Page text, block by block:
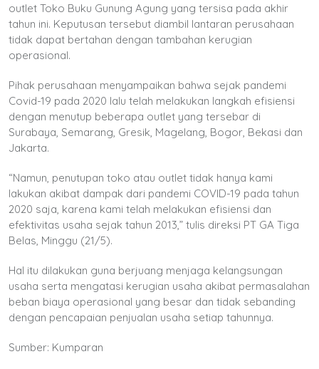
outlet Toko Buku Gunung Agung yang tersisa pada akhir
tahun ini. Keputusan tersebut diambil lantaran perusahaan
tidak dapat bertahan dengan tambahan kerugian
operasional.
Pihak perusahaan menyampaikan bahwa sejak pandemi
Covid-19 pada 2020 lalu telah melakukan langkah efisiensi
dengan menutup beberapa outlet yang tersebar di
Surabaya, Semarang, Gresik, Magelang, Bogor, Bekasi dan
Jakarta.
“Namun, penutupan toko atau outlet tidak hanya kami
lakukan akibat dampak dari pandemi COVID-19 pada tahun
2020 saja, karena kami telah melakukan efisiensi dan
efektivitas usaha sejak tahun 2013,” tulis direksi PT GA Tiga
Belas, Minggu (21/5).
Hal itu dilakukan guna berjuang menjaga kelangsungan
usaha serta mengatasi kerugian usaha akibat permasalahan
beban biaya operasional yang besar dan tidak sebanding
dengan pencapaian penjualan usaha setiap tahunnya.
Sumber: Kumparan